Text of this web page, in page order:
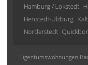
Hamburg / Lokstedt
Henstedt-Ulzburg
Norderstedt
Eigentumswohnungen